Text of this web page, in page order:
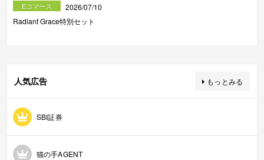
Eコマース
2026/07/10
Radiant Grace特別セット
人気広告 もっとみる
SBI証券
猫の手AGENT